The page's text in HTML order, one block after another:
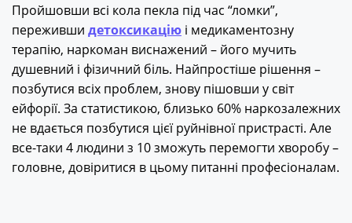
Пройшовши всі кола пекла під час “ломки”,
переживши детоксикацію і медикаментозну
терапію, наркоман виснажений – його мучить
душевний і фізичний біль. Найпростіше рішення –
позбутися всіх проблем, знову пішовши у світ
ейфорії. За статистикою, близько 60% наркозалежних
не вдається позбутися цієї руйнівної пристрасті. Але
все-таки 4 людини з 10 зможуть перемогти хворобу –
головне, довіритися в цьому питанні професіоналам.